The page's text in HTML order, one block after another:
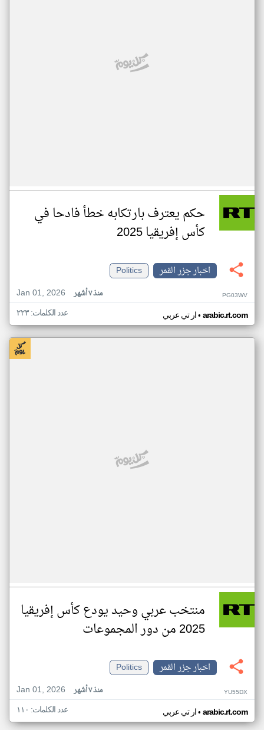
حكم يعترف بارتكابه خطأ فادحا في
كأس إفريقيا 2025
اخبار جزر القمر
Politics
Jan 01, 2026
منذ ٧ أشهر PG03WV
ار تي عربي• arabic.rt.com عدد الكلمات: ٢٢٣
منتخب عربي وحيد يودع كأس إفريقيا
2025 من دور المجموعات
اخبار جزر القمر
Politics
Jan 01, 2026
منذ ٧ أشهر YU55DX
ار تي عربي• arabic.rt.com عدد الكلمات: ١١٠